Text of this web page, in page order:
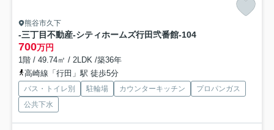
熊谷市久下
-三丁目不動産-シティホームズ行田弐番館-104
700万円
1階 / 49.74㎡ / 2LDK /築36年
高崎線「行田」駅 徒歩5分
バス・トイレ別 駐輪場 カウンターキッチン
プロパンガス
公共下水